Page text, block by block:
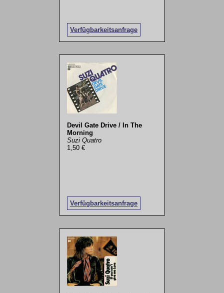
Verfügbarkeitsanfrage
Devil Gate Drive / In The
Morning
Suzi Quatro
1,50 €
Verfügbarkeitsanfrage